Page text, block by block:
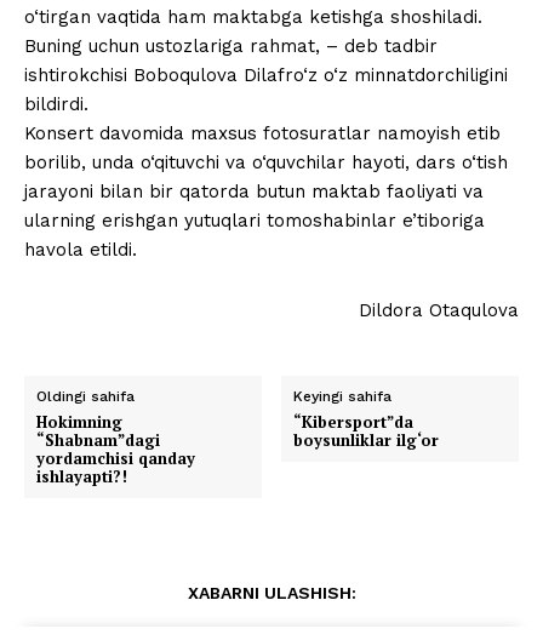
o‘tirgan vaqtida ham maktabga ketishga shoshiladi.
Buning uchun ustozlariga rahmat, – deb tadbir
ishtirokchisi Boboqulova Dilafro‘z o‘z minnatdorchiligini
bildirdi.
Konsert davomida maxsus fotosuratlar namoyish etib
borilib, unda o‘qituvchi va o‘quvchilar hayoti, dars o‘tish
jarayoni bilan bir qatorda butun maktab faoliyati va
ularning erishgan yutuqlari tomoshabinlar e’tiboriga
havola etildi.
Dildora Otaqulova
Oldingi sahifa
Hokimning
“Shabnam”dagi
yordamchisi qanday
ishlayapti?!
Keyingi sahifa
“Kibersport”da
boysunliklar ilg‘or
XABARNI ULASHISH: